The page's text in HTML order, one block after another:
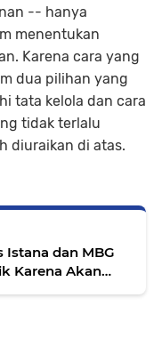
-- hanya
menentukan
Karena cara yang
dua pilihan yang
tata kelola dan cara
tidak terlalu
diuraikan di atas.